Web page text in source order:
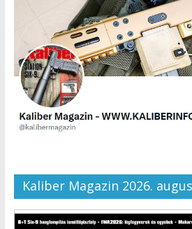
Kaliber Magazin 2026.